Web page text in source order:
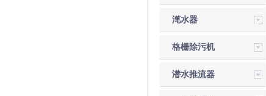
滗水器
格栅除污机
潜水推流器